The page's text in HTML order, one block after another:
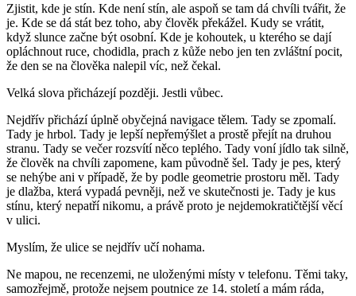
Zjistit, kde je stín. Kde není stín, ale aspoň se tam dá chvíli tvářit, že
je. Kde se dá stát bez toho, aby člověk překážel. Kudy se vrátit,
když slunce začne být osobní. Kde je kohoutek, u kterého se dají
opláchnout ruce, chodidla, prach z kůže nebo jen ten zvláštní pocit,
že den se na člověka nalepil víc, než čekal.
Velká slova přicházejí později. Jestli vůbec.
Nejdřív přichází úplně obyčejná navigace tělem. Tady se zpomalí.
Tady je hrbol. Tady je lepší nepřemýšlet a prostě přejít na druhou
stranu. Tady se večer rozsvítí něco teplého. Tady voní jídlo tak silně,
že člověk na chvíli zapomene, kam původně šel. Tady je pes, který
se nehýbe ani v případě, že by podle geometrie prostoru měl. Tady
je dlažba, která vypadá pevněji, než ve skutečnosti je. Tady je kus
stínu, který nepatří nikomu, a právě proto je nejdemokratičtější věcí
v ulici.
Myslím, že ulice se nejdřív učí nohama.
Ne mapou, ne recenzemi, ne uloženými místy v telefonu. Těmi taky,
samozřejmě, protože nejsem poutnice ze 14. století a mám ráda,